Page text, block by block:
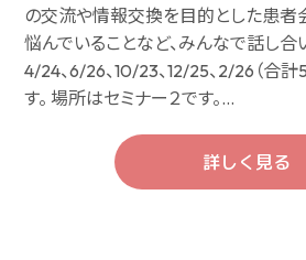
の交流や情報交換を目的とした患者
悩んでいることなど、みんなで話し合
4/24、6/26、10/23、12/25、2/26（合
す。 場所はセミナー２です。…
詳しく見る